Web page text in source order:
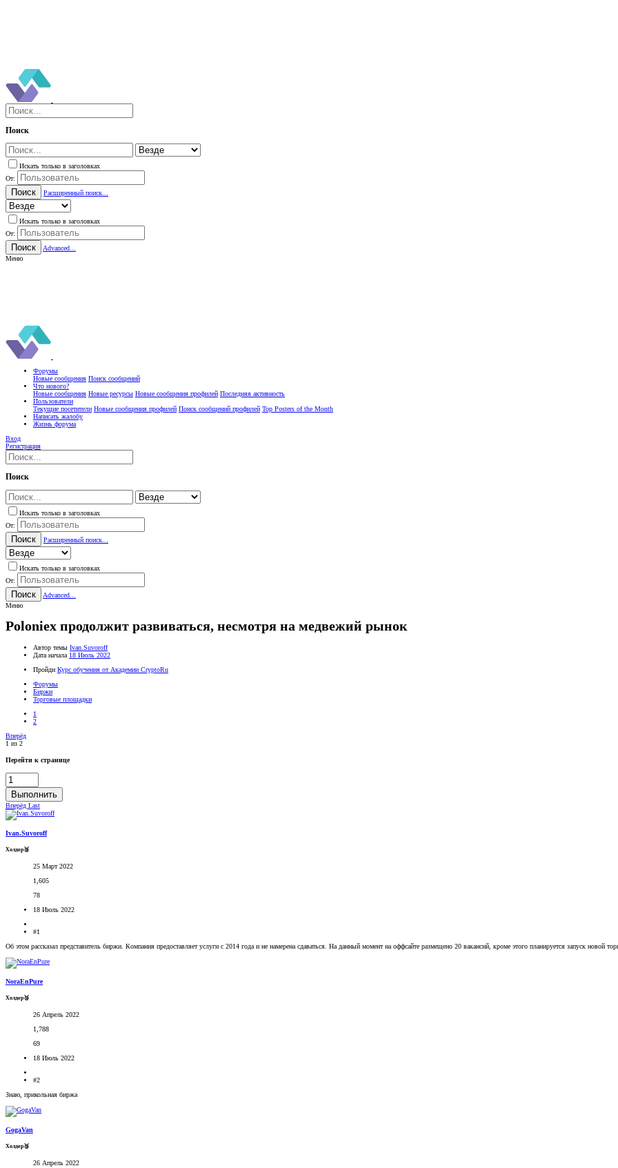
Поиск
Искать только в заголовках
От:
Поиск Расширенный поиск...
Искать только в заголовках
От:
Поиск
Advanced...
Меню
Форумы
Новые сообщения Поиск сообщений
Что нового?
Новые сообщения Новые ресурсы Новые сообщения профилей Последняя активность
Пользователи
Текущие посетители Новые сообщения профилей Поиск сообщений профилей Top Posters of the Month
Написать жалобу
Жизнь форума
Вход
Регистрация
Поиск
Искать только в заголовках
От:
Поиск Расширенный поиск...
Искать только в заголовках
От:
Поиск
Advanced...
Меню
Poloniex продолжит развиваться, несмотря на медвежий рынок
Автор темы Ivan.Suvoroff
Дата начала 18 Июль 2022
Пройди Курс обучения от Академии CryptoRu
Форумы
Биржи
Торговые площадки
1
2
Вперёд
1 из 2
Перейти к странице
Выполнить
Вперёд Last
Ivan.Suvoroff
Холдер🥉
25 Март 2022
1,605
78
18 Июль 2022
#1
Об этом рассказал представитель биржи. Компания предоставляет услуги с 2014 года и не намерена сдаваться. На данный момент на оффсайте размещено 20 вакансий, кроме этого планируется запуск новой
NoraEnPure
Холдер🥉
26 Апрель 2022
1,788
69
18 Июль 2022
#2
Знаю, прикольная биржа
GogaVan
Холдер🥉
26 Апрель 2022